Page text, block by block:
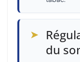
➤
du